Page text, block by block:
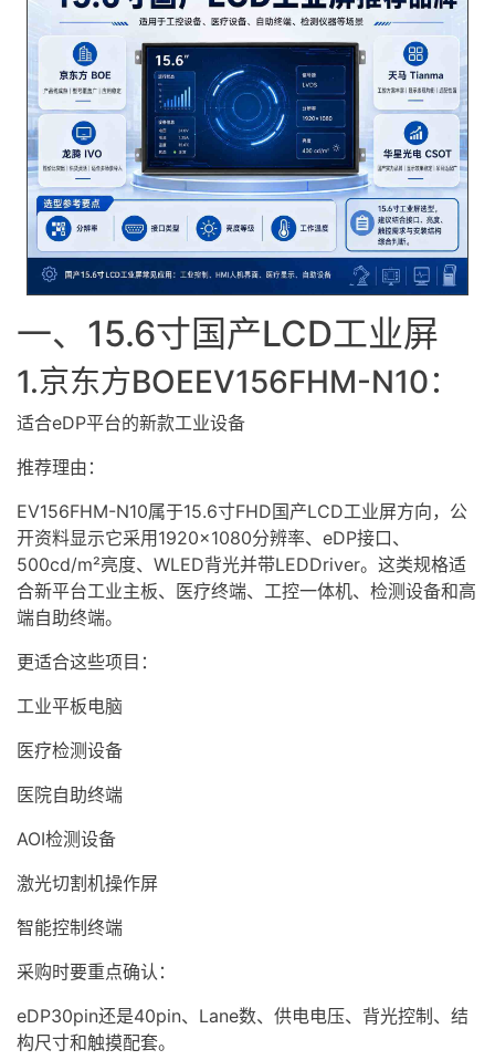
一、15.6寸国产LCD工业屏
1.京东方BOEEV156FHM-N10：
适合eDP平台的新款工业设备
推荐理由：
EV156FHM-N10属于15.6寸FHD国产LCD工业屏方向，公
开资料显示它采用1920×1080分辨率、eDP接口、
500cd/m²亮度、 WLED背光并带LEDDriver。这类规格适
合新平台工业主板、医疗终端、工控一体机、检测设备和高
端自助终端。
更适合这些项目：
工业平板电脑
医疗检测设备
医院自助终端
AOI检测设备
激光切割机操作屏
智能控制终端
采购时要重点确认：
eDP30pin还是40pin、Lane数、供电电压、背光控制、结
构尺寸和触摸配套。